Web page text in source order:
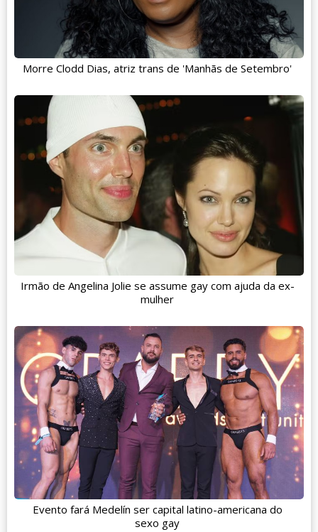
Morre Clodd Dias, atriz trans de 'Manhãs de Setembro'
Irmão de Angelina Jolie se assume gay com ajuda da ex-
mulher
Evento fará Medelín ser capital latino-americana do
sexo gay